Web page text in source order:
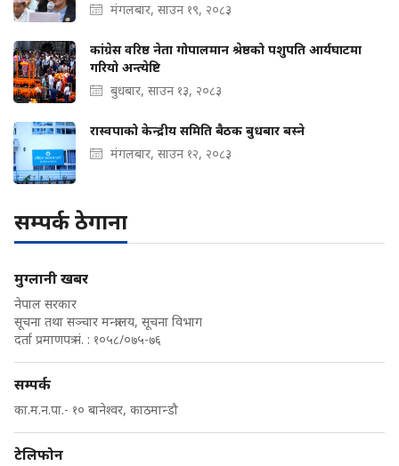
मंगलबार, साउन १९, २०८३
कांग्रेस वरिष्ठ नेता गोपालमान श्रेष्ठको पशुपति आर्यघाटमा
गरियो अन्त्येष्टि
बुधबार, साउन १३, २०८३
रास्वपाको केन्द्रीय समिति बैठक बुधबार बस्ने
मंगलबार, साउन १२, २०८३
सम्पर्क ठेगाना
मुग्लानी खबर
नेपाल सरकार
सूचना तथा सञ्चार मन्त्रालय, सूचना विभाग
दर्ता प्रमाणपत्र नं. : १०५८/०७५-७६
सम्पर्क
का.म.न.पा.- १० बानेश्वर, काठमान्डौ
टेलिफोन